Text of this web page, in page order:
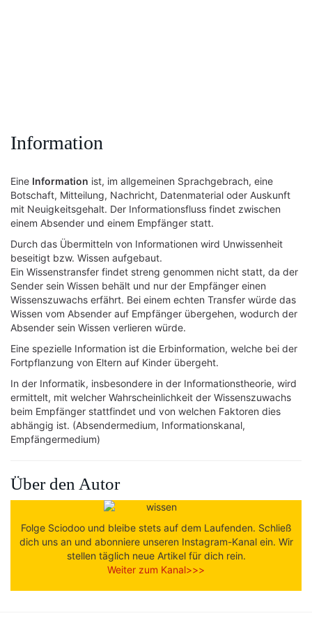
Information
Eine Information ist, im allgemeinen Sprachgebrach, eine
Botschaft, Mitteilung, Nachricht, Datenmaterial oder Auskunft
mit Neuigkeitsgehalt. Der Informationsfluss findet zwischen
einem Absender und einem Empfänger statt.
Durch das Übermitteln von Informationen wird Unwissenheit
beseitigt bzw. Wissen aufgebaut.
Ein Wissenstransfer findet streng genommen nicht statt, da der
Sender sein Wissen behält und nur der Empfänger einen
Wissenszuwachs erfährt. Bei einem echten Transfer würde das
Wissen vom Absender auf Empfänger übergehen, wodurch der
Absender sein Wissen verlieren würde.
Eine spezielle Information ist die Erbinformation, welche bei der
Fortpflanzung von Eltern auf Kinder übergeht.
In der Informatik, insbesondere in der Informationstheorie, wird
ermittelt, mit welcher Wahrscheinlichkeit der Wissenszuwachs
beim Empfänger stattfindet und von welchen Faktoren dies
abhängig ist. (Absendermedium, Informationskanal,
Empfängermedium)
Über den Autor
Folge Sciodoo und bleibe stets auf dem Laufenden. Schließ
dich uns an und abonniere unseren Instagram-Kanal ein. Wir
stellen täglich neue Artikel für dich rein.
Weiter zum Kanal>>>